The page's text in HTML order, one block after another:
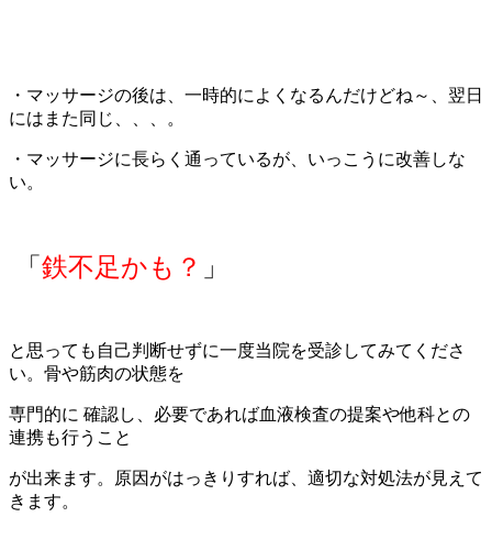
・マッサージの後は、一時的によくなるんだけどね～、翌日
にはまた同じ、、、。
・マッサージに長らく通っているが、いっこうに改善しな
い。
「 鉄不足かも？ 」
と思っても自己判断せずに一度当院を受診してみてくださ
い。骨や筋肉の状態を
専門的に 確認し、必要であれば血液検査の提案や他科との
連携も行うこと
が出来ます。
原因がはっきりすれば、適切な対処法が見えて
きます。